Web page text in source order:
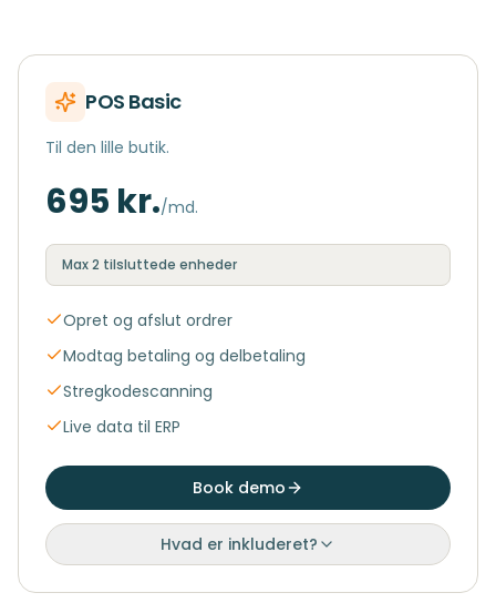
POS Basic
Til den lille butik.
695 kr./md.
Max 2 tilsluttede enheder
Opret og afslut ordrer
Modtag betaling og delbetaling
Stregkodescanning
Live data til ERP
Book demo
Hvad er inkluderet?